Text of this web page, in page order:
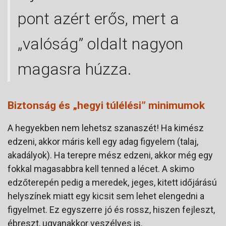
pont azért erős, mert a
„valóság” oldalt nagyon
magasra húzza.
Biztonság és „hegyi túlélési” minimumok
A hegyekben nem lehetsz szanaszét! Ha kimész
edzeni, akkor máris kell egy adag figyelem (talaj,
akadályok). Ha terepre mész edzeni, akkor még egy
fokkal magasabbra kell tenned a lécet. A skimo
edzőterepén pedig a meredek, jeges, kitett időjárású
helyszínek miatt egy kicsit sem lehet elengedni a
figyelmet. Ez egyszerre jó és rossz, hiszen fejleszt,
ébreszt, ugyanakkor veszélyes is.